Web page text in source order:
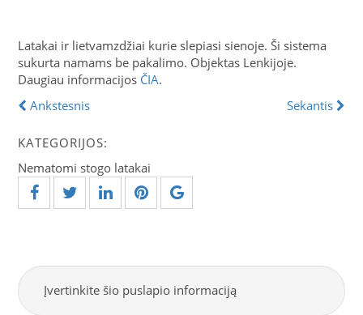
Latakai ir lietvamzdžiai kurie slepiasi sienoje. Ši sistema
sukurta namams be pakalimo. Objektas Lenkijoje.
Daugiau informacijos ČIA.
Ankstesnis
Sekantis
KATEGORIJOS:
Nematomi stogo latakai
Įvertinkite šio puslapio informaciją